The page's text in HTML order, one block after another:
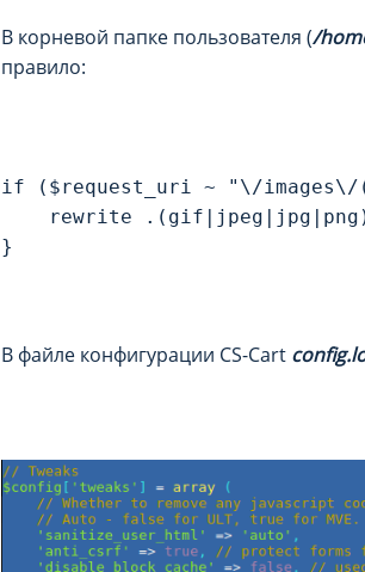
В корневой папке пользователя (/
правило:
if ($request_uri ~ "\/images\/
rewrite
В файле конфигурации CS-Cart